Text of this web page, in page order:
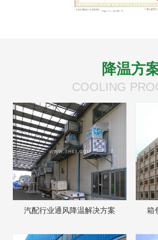
降温方
COOLING
汽配行业通风降温解决方案 箱